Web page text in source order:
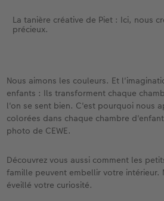
La tanière créative de Piet : Ici, nous
précieux.
Nous aimons les couleurs. Et
enfants : Ils transforment chaque
l'on se sent bien. C'est pourquoi nous
colorées dans chaque chambre
photo de CEWE.
Découvrez vous aussi comment les
famille peuvent embellir votre intérieur.
éveillé votre curiosité.